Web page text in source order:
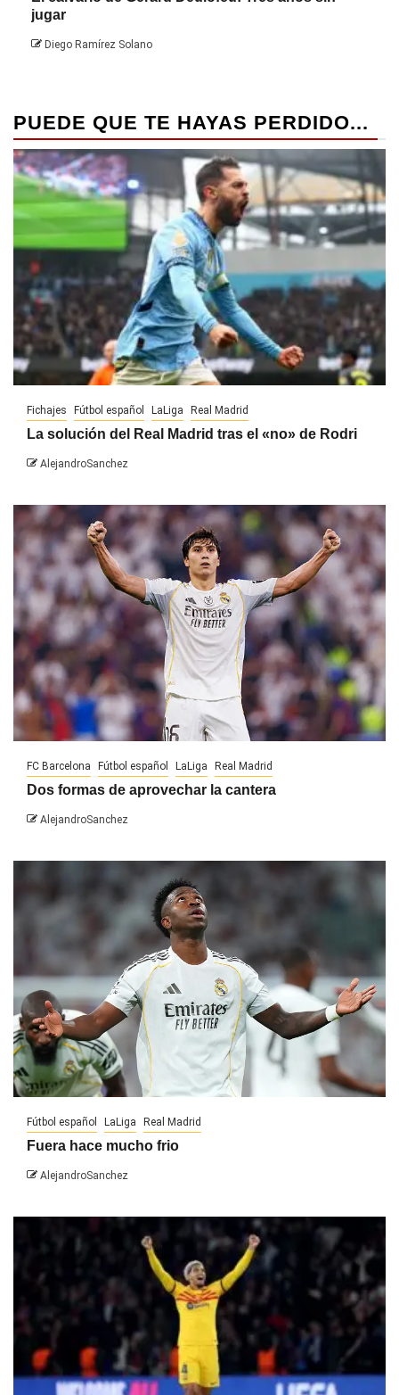
jugar
Diego Ramírez Solano
PUEDE QUE TE HAYAS PERDIDO...
Fichajes Fútbol español LaLiga Real Madrid
La solución del Real Madrid tras el «no» de Rodri
AlejandroSanchez
FC Barcelona Fútbol español LaLiga Real Madrid
Dos formas de aprovechar la cantera
AlejandroSanchez
Fútbol español LaLiga Real Madrid
Fuera hace mucho frio
AlejandroSanchez